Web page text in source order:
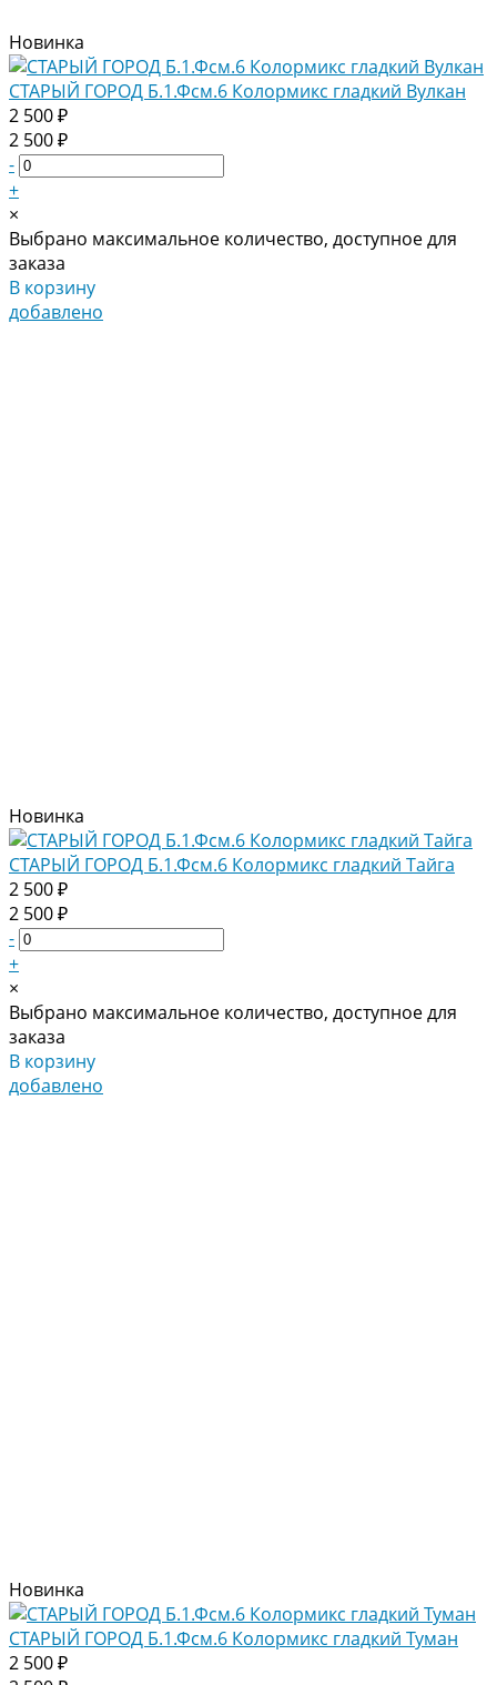
Новинка
СТАРЫЙ ГОРОД Б.1.Фсм.6 Колормикс гладкий Вулкан
2 500 ₽
2 500 ₽
-
+
×
Выбрано максимальное количество, доступное для
заказа
В корзину
добавлено
Новинка
СТАРЫЙ ГОРОД Б.1.Фсм.6 Колормикс гладкий Тайга
2 500 ₽
2 500 ₽
-
+
×
Выбрано максимальное количество, доступное для
заказа
В корзину
добавлено
Новинка
СТАРЫЙ ГОРОД Б.1.Фсм.6 Колормикс гладкий Туман
2 500 ₽